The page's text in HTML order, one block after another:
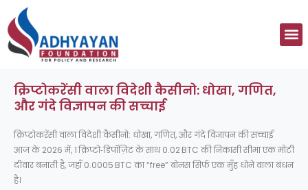
to
content
क्रिप्टोकरेंसी वाला विदेशी कैसीनो: धोखा, गणित,
और गंदे विज्ञापन की सच्चाई
क्रिप्टोकरेंसी वाला विदेशी कैसीनो: धोखा, गणित, और गंदे विज्ञापन की सच्चाई
आज के 2026 में, 1 क्रिप्टो‑डिपॉज़िट के साथ 0.02 BTC की निकासी सीमा एक मोटी
दीवार बनाती है, जहाँ 0.0005 BTC का “free” बोनस सिर्फ एक मुँह धोने वाला बंधन
है।